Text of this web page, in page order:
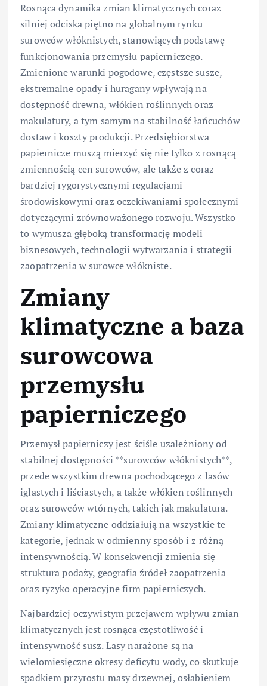
Rosnąca dynamika zmian klimatycznych coraz
silniej odciska piętno na globalnym rynku
surowców włóknistych, stanowiących podstawę
funkcjonowania przemysłu papierniczego.
Zmienione warunki pogodowe, częstsze susze,
ekstremalne opady i huragany wpływają na
dostępność drewna, włókien roślinnych oraz
makulatury, a tym samym na stabilność łańcuchów
dostaw i koszty produkcji. Przedsiębiorstwa
papiernicze muszą mierzyć się nie tylko z rosnącą
zmiennością cen surowców, ale także z coraz
bardziej rygorystycznymi regulacjami
środowiskowymi oraz oczekiwaniami społecznymi
dotyczącymi zrównoważonego rozwoju. Wszystko
to wymusza głęboką transformację modeli
biznesowych, technologii wytwarzania i strategii
zaopatrzenia w surowce włókniste.
Zmiany
klimatyczne a baza
surowcowa
przemysłu
papierniczego
Przemysł papierniczy jest ściśle uzależniony od
stabilnej dostępności **surowców włóknistych**,
przede wszystkim drewna pochodzącego z lasów
iglastych i liściastych, a także włókien roślinnych
oraz surowców wtórnych, takich jak makulatura.
Zmiany klimatyczne oddziałują na wszystkie te
kategorie, jednak w odmienny sposób i z różną
intensywnością. W konsekwencji zmienia się
struktura podaży, geografia źródeł zaopatrzenia
oraz ryzyko operacyjne firm papierniczych.
Najbardziej oczywistym przejawem wpływu zmian
klimatycznych jest rosnąca częstotliwość i
intensywność susz. Lasy narażone są na
wielomiesięczne okresy deficytu wody, co skutkuje
spadkiem przyrostu masy drzewnej, osłabieniem